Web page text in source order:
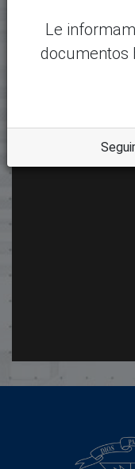
Le
documentos